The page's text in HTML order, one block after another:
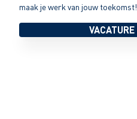
maak je werk van jouw toekomst!